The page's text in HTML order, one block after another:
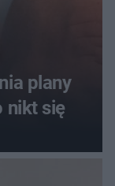
plany
nikt się